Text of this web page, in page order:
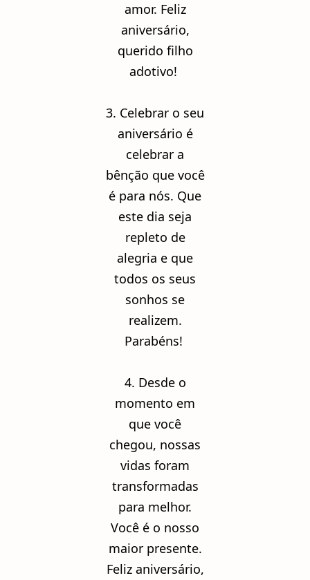
amor. Feliz
aniversário,
querido filho
adotivo!
3. Celebrar o seu
aniversário é
celebrar a
bênção que você
é para nós. Que
este dia seja
repleto de
alegria e que
todos os seus
sonhos se
realizem.
Parabéns!
4. Desde o
momento em
que você
chegou, nossas
vidas foram
transformadas
para melhor.
Você é o nosso
maior presente.
Feliz aniversário,